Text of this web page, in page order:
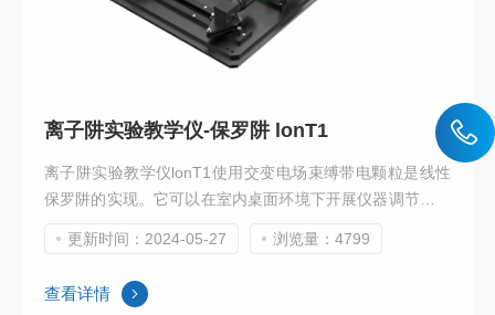
离子阱实验教学仪-保罗阱 lonT1
离子阱实验教学仪lonT1使用交变电场束缚带电颗粒是线性
保罗阱的实现。它可以在室内桌面环境下开展仪器调节、解
与荷质比拟合演示等实验内容。学生不仅可以认识最新的离
子阱技术，还可以掌握近代物理学的相关概念，熟悉量子调
控，在实验技能方面可以掌握高压电路、震荡信号、示波器
更新时间：2024-05-27 浏览量：4799
查看详情